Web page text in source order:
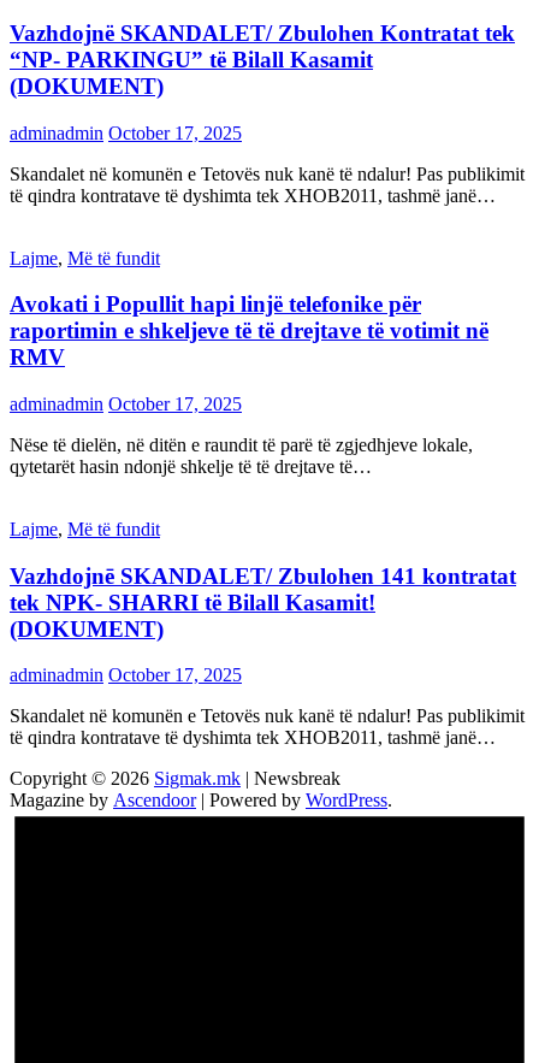
Vazhdojnë SKANDALET/ Zbulohen Kontratat tek
“NP- PARKINGU” të Bilall Kasamit
(DOKUMENT)
adminadmin October 17, 2025
Skandalet në komunën e Tetovës nuk kanë të ndalur! Pas publikimit
të qindra kontratave të dyshimta tek XHOB2011, tashmë janë…
Lajme, Më të fundit
Avokati i Popullit hapi linjë telefonike për
raportimin e shkeljeve të të drejtave të votimit në
RMV
adminadmin October 17, 2025
Nëse të dielën, në ditën e raundit të parë të zgjedhjeve lokale,
qytetarët hasin ndonjë shkelje të të drejtave të…
Lajme, Më të fundit
Vazhdojnē SKANDALET/ Zbulohen 141 kontratat
tek NPK- SHARRI të Bilall Kasamit!
(DOKUMENT)
adminadmin October 17, 2025
Skandalet në komunën e Tetovës nuk kanë të ndalur! Pas publikimit
të qindra kontratave të dyshimta tek XHOB2011, tashmë janë…
Copyright © 2026 Sigmak.mk | Newsbreak
Magazine by Ascendoor| Powered by WordPress.